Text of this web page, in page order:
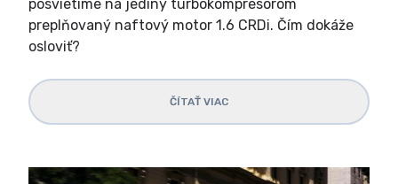
posvietime na jediný turbokompresorom
preplňovaný naftový motor 1.6 CRDi. Čím dokáže
osloviť?
ČÍTAŤ VIAC